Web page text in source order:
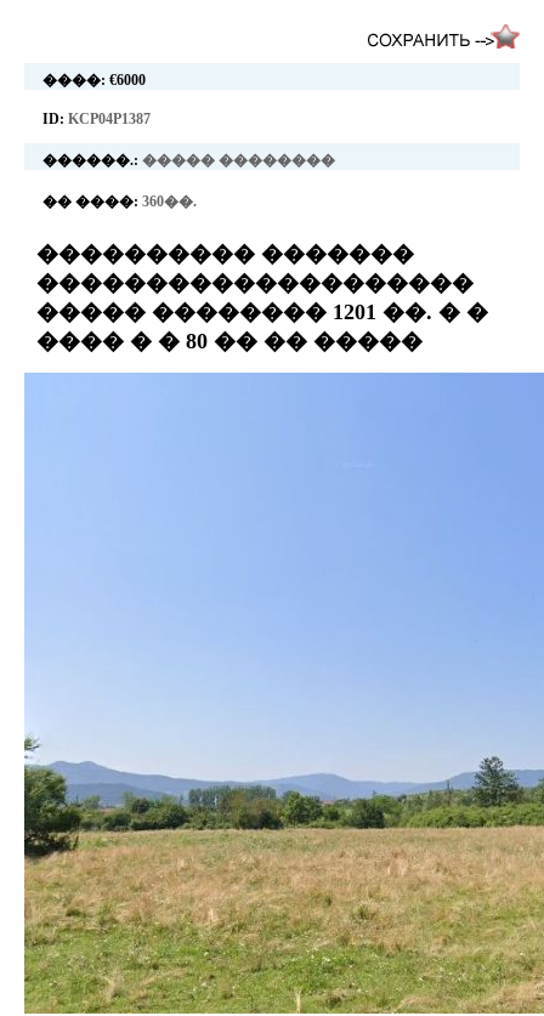
����: €6000
ID: KCP04P1387
������.: ����� ��������
�� ����: 360��.
���������� �������
��������������������
����� �������� 1201 ��. � �
���� � � 80 �� �� �����